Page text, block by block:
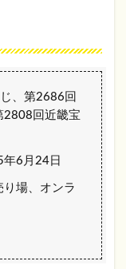
、第2686回
2808回近畿宝
6月24日
場、オンラ